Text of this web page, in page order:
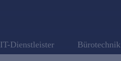
IT-Dienstleister Bürotechnik